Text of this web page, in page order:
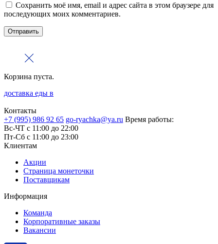
Сохранить моё имя, email и адрес сайта в этом браузере для
последующих моих комментариев.
Корзина пуста.
доставка еды в
Контакты
+7 (995) 986 92 65 go-ryachka@ya.ru Время работы:
Вс-ЧТ с 11:00 до 22:00
Пт-Сб с 11:00 до 23:00
Клиентам
Акции
Страница монеточки
Поставщикам
Информация
Команда
Корпоративные заказы
Вакансии